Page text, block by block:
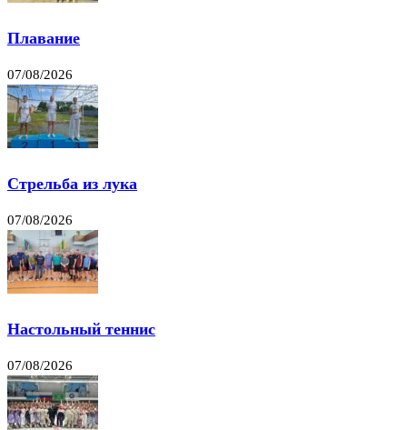
Плавание
07/08/2026
Стрельба из лука
07/08/2026
Настольный теннис
07/08/2026